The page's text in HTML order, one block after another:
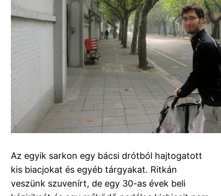
Az egyik sarkon egy bácsi drótból hajtogatott
kis biacjokat és egyéb tárgyakat. Ritkán
veszünk szuvenírt, de egy 30-as évek beli